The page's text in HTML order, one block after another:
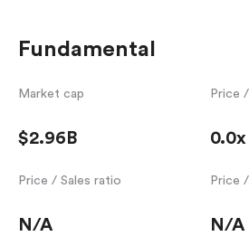
Fundamental
Market cap
$2.96B
Price
0.0x
Price / Sales ratio
N/A
Price
N/A